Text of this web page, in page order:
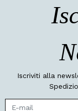
Iscriviti alla